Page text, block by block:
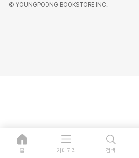
© YOUNGPOONG BOOKSTORE INC.
홈 카테고리 검색